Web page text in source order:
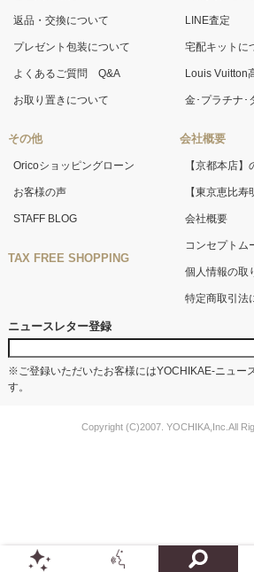
返品・交換について
プレゼント包装について
よくあるご質問 Q&A
お取り置きについて
その他
Oricoショッピングローン
お客様の声
STAFF BLOG
TAX FREE SHOPPING
LINE査定
宅配キットに
Louis Vuitton
金･プラチナ･
会社概要
【京都本店】
【東京恵比
会社概要
コンセプトム
個人情報の取
特定商取引法
ニュースレター登録
※ご登録いただいたお客様にはYOCHIKAE-ニュー
す。
Copyright (C)2007. YOCHIKA,Inc.All